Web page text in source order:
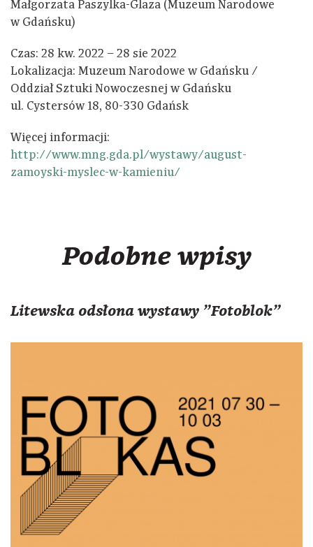
Małgorzata Paszylka-Glaza (Muzeum Narodowe
w Gdańsku)
Czas: 28 kw. 2022 – 28 sie 2022
Lokalizacja: Muzeum Narodowe w Gdańsku /
Oddział Sztuki Nowoczesnej w Gdańsku
ul. Cystersów 18, 80-330 Gdańsk
Więcej informacji:
http://www.mng.gda.pl/wystawy/august-
zamoyski-myslec-w-kamieniu/
Podobne wpisy
Litewska odsłona wystawy "Fotoblok"